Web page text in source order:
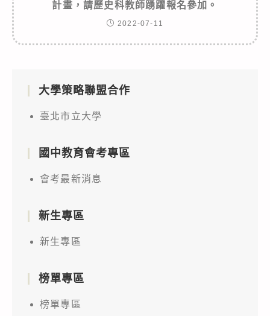
計畫，請歷史科教師踴躍報名參加。
2022-07-11
大學策略聯盟合作
臺北市立大學
國中教育會考專區
會考最新消息
新生專區
新生專區
榜單專區
榜單專區